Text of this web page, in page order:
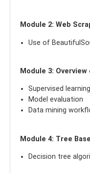
Module 2: Web
Use of
Module 3:
Supervised
Model evaluation
Data mining
Module 4: Tree
Decision tree